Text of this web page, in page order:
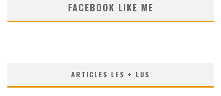
FACEBOOK LIKE ME
ARTICLES LES + LUS